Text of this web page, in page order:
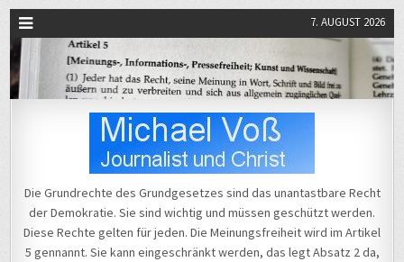
7. AUGUST 2026
Michael Voß
Die Grundrechte des Grundgesetzes sind das unantastbare Recht
der Demokratie. Sie sind wichtig und müssen geschützt werden.
Diese Rechte gelten für jeden. Die Meinungsfreiheit wird im Artikel
5 gennannt. Sie kann eingeschränkt werden, das legt Absatz 2 da,